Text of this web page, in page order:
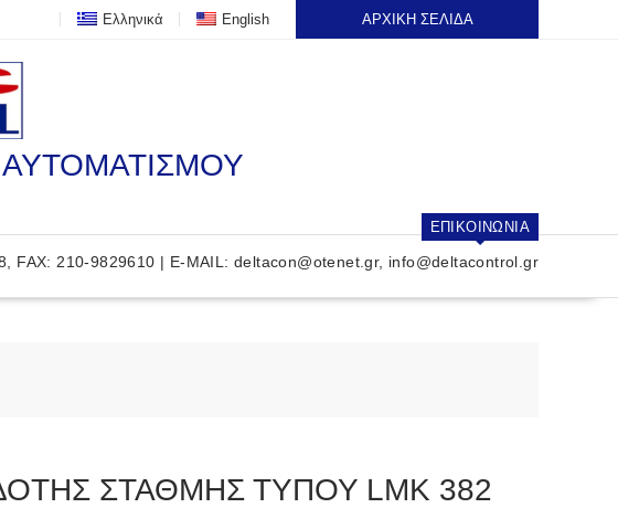
Ελληνικά English ΑΡΧΙΚΗ ΣΕΛΙΔΑ
ΕΠΙΚΟΙΝΩΝΙΑ
210-9829610 | E-MAIL: deltacon@otenet.gr, info@deltacontrol.gr
ΣΤΑΘΜΗΣ ΤΥΠΟΥ LMΚ 382